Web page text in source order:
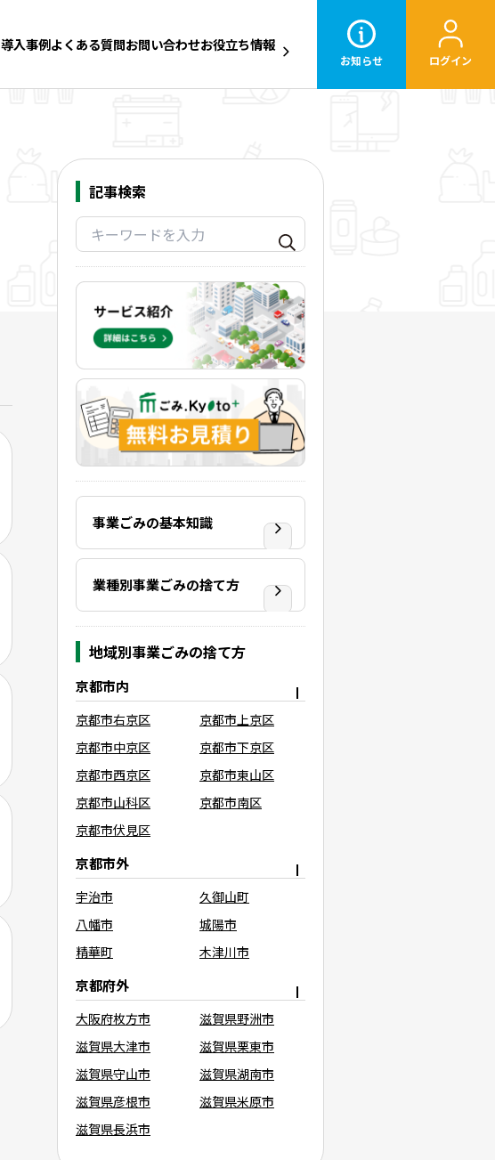
導入事例よくある質問お問い合わせお役立ち情報
お知らせ ログイン
記事検索
事業ごみの基本知識
業種別事業ごみの捨て方
地域別事業ごみの捨て方
京都市内
京都市右京区
京都市上京区
京都市中京区
京都市下京区
京都市西京区
京都市東山区
京都市山科区
京都市南区
京都市伏見区
京都市外
宇治市
久御山町
八幡市
城陽市
精華町
木津川市
京都府外
大阪府枚方市
滋賀県野洲市
滋賀県大津市
滋賀県栗東市
滋賀県守山市
滋賀県湖南市
滋賀県彦根市
滋賀県米原市
滋賀県長浜市